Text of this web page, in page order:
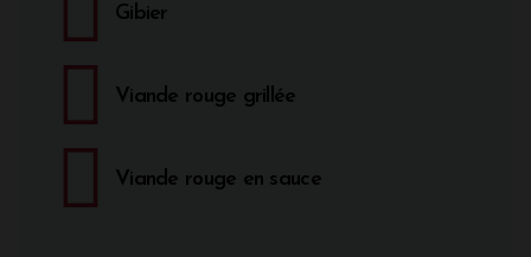
Gibier
Viande rouge grillée
Viande rouge en sauce